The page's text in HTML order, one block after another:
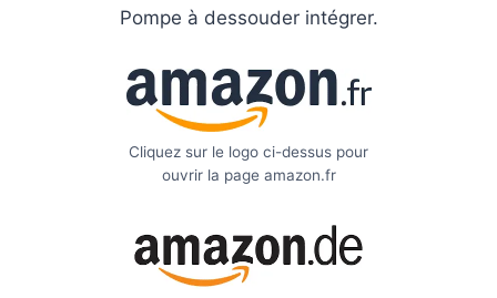
Pompe à dessouder intégrer.
Cliquez sur le logo ci-dessus pour
ouvrir la page amazon.fr